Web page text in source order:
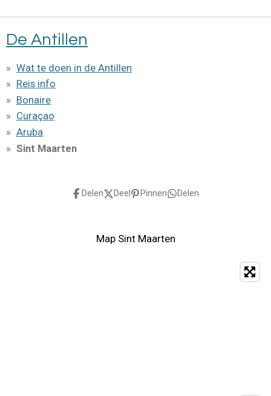
De Antillen
Wat te doen in de Antillen
Reis info
Bonaire
Curaçao
Aruba
Sint Maarten
Delen Deel Pinnen Delen
Map Sint Maarten